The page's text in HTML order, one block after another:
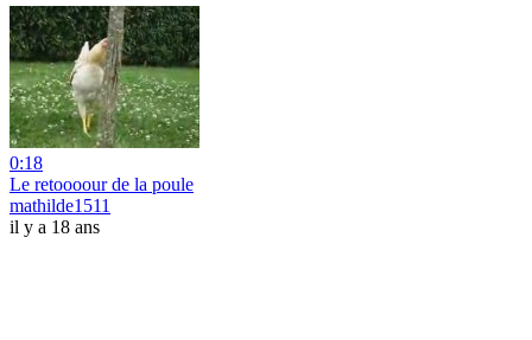
0:18
Le retoooour de la poule
mathilde1511
il y a 18 ans